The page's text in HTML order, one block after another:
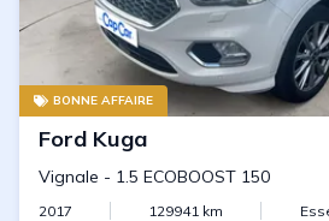
BONNE AFFAIRE
Ford Kuga
Vignale - 1.5 ECOBOOST 150
2017 129941 km